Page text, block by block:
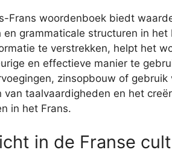
Frans woordenboek biedt
en grammaticale structuren in
te verstrekken, helpt het
en effectieve manier te
zinsopbouw of
van taalvaardigheden en het
in het Frans.
in de Franse